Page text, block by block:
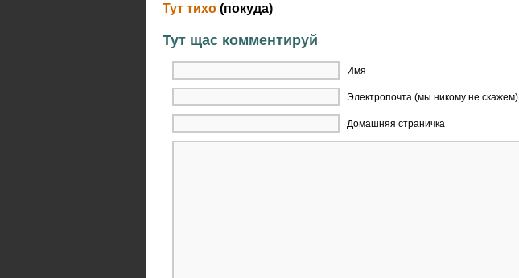
Тут тихо (покуда)
Тут щас комментируй
Имя
Электропочта (мы никому не скажем)
Домашняя страничка